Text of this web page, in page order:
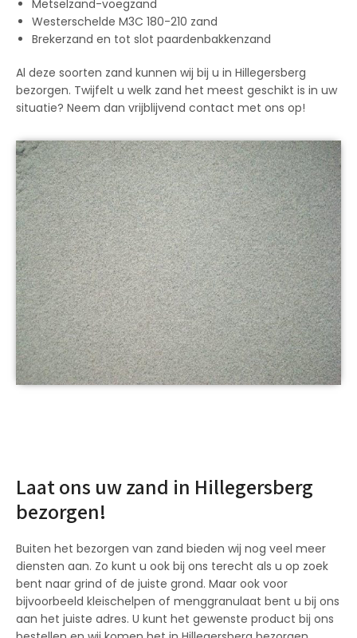
Metselzand-voegzand
Westerschelde M3C 180-210 zand
Brekerzand en tot slot paardenbakkenzand
Al deze soorten zand kunnen wij bij u in Hillegersberg
bezorgen. Twijfelt u welk zand het meest geschikt is in uw
situatie? Neem dan vrijblijvend contact met ons op!
Laat ons uw zand in Hillegersberg
bezorgen!
Buiten het bezorgen van zand bieden wij nog veel meer
diensten aan. Zo kunt u ook bij ons terecht als u op zoek
bent naar grind of de juiste grond. Maar ook voor
bijvoorbeeld kleischelpen of menggranulaat bent u bij ons
aan het juiste adres. U kunt het gewenste product bij ons